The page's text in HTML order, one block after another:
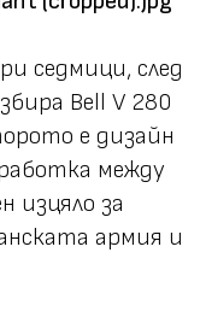
седмици, след
Bell V 280
е дизайн
между
изцяло за
армия и